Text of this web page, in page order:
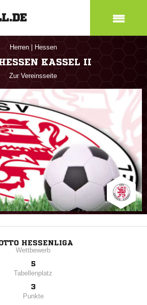
Herren Hessen
KASSEL II
Zur Vereinsseite
HESSENLIGA
Wettbewerb
5
Tabellenplatz
3
Punkte